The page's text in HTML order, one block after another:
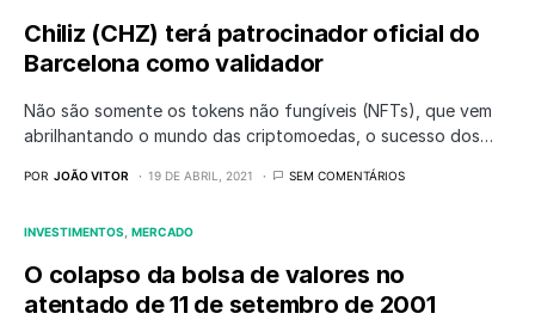
Chiliz (CHZ) terá patrocinador oficial do
Barcelona como validador
Não são somente os tokens não fungíveis (NFTs), que vem
abrilhantando o mundo das criptomoedas, o sucesso dos…
POR JOÃO VITOR 19 DE ABRIL, 2021 SEM COMENTÁRIOS
INVESTIMENTOS MERCADO
O colapso da bolsa de valores no
atentado de 11 de setembro de 2001